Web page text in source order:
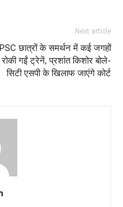
Next article
छात्रों के समर्थन में कई जगहों
गईं ट्रेनें, प्रशांत किशोर बोले-
सिटी एसपी के खिलाफ जाएंगे कोर्ट